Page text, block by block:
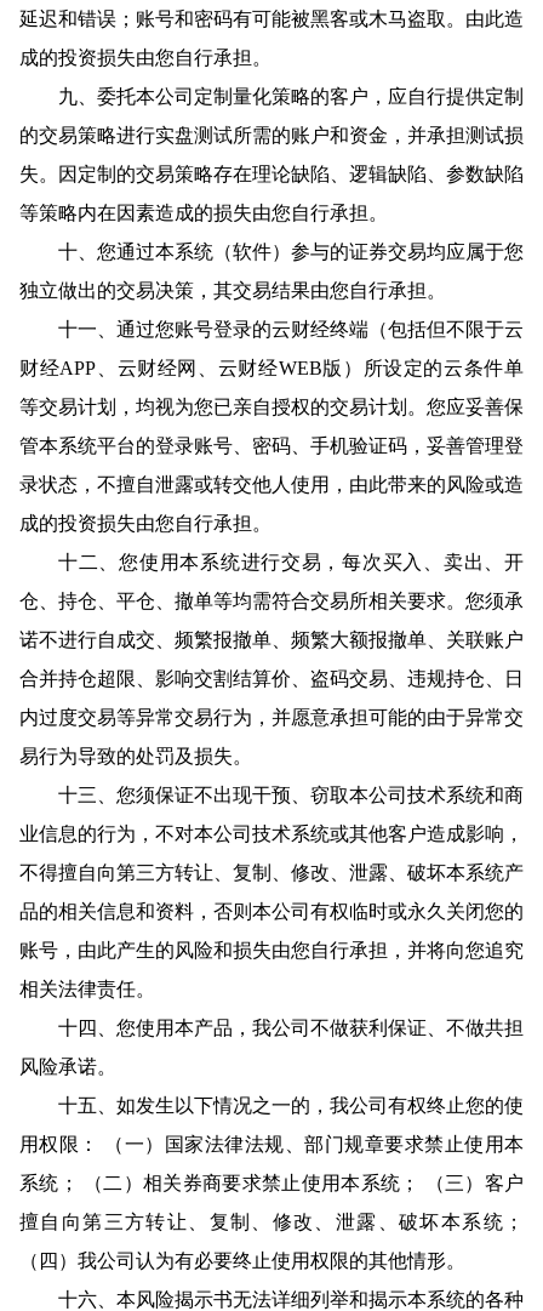
延迟和错误；账号和密码有可能被黑客或木马盗取。由此造
成的投资损失由您自行承担。
九、委托本公司定制量化策略的客户，应自行提供定制
的交易策略进行实盘测试所需的账户和资金，并承担测试损
失。因定制的交易策略存在理论缺陷、逻辑缺陷、参数缺陷
等策略内在因素造成的损失由您自行承担。
十、您通过本系统（软件）参与的证券交易均应属于您
独立做出的交易决策，其交易结果由您自行承担。
十一、通过您账号登录的云财经终端（包括但不限于云
财经APP、云财经网、云财经WEB版）所设定的云条件单
等交易计划，均视为您已亲自授权的交易计划。您应妥善保
管本系统平台的登录账号、密码、手机验证码，妥善管理登
录状态，不擅自泄露或转交他人使用，由此带来的风险或造
成的投资损失由您自行承担。
十二、您使用本系统进行交易，每次买入、卖出、开
仓、持仓、平仓、撤单等均需符合交易所相关要求。您须承
诺不进行自成交、频繁报撤单、频繁大额报撤单、关联账户
合并持仓超限、影响交割结算价、盗码交易、违规持仓、日
内过度交易等异常交易行为，并愿意承担可能的由于异常交
易行为导致的处罚及损失。
十三、您须保证不出现干预、窃取本公司技术系统和商
业信息的行为，不对本公司技术系统或其他客户造成影响，
不得擅自向第三方转让、复制、修改、泄露、破坏本系统产
品的相关信息和资料，否则本公司有权临时或永久关闭您的
账号，由此产生的风险和损失由您自行承担，并将向您追究
相关法律责任。
十四、您使用本产品，我公司不做获利保证、不做共担
风险承诺。
十五、如发生以下情况之一的，我公司有权终止您的使
用权限： （一）国家法律法规、部门规章要求禁止使用本
系统； （二）相关券商要求禁止使用本系统； （三）客户
擅自向第三方转让、复制、修改、泄露、破坏本系统；
（四）我公司认为有必要终止使用权限的其他情形。
十六、本风险揭示书无法详细列举和揭示本系统的各种